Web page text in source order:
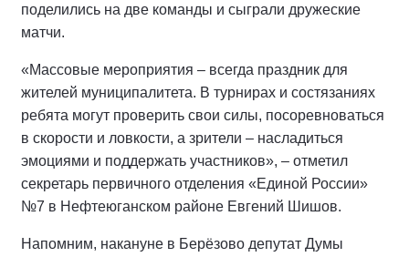
поделились на две команды и сыграли дружеские
матчи.
«Массовые мероприятия – всегда праздник для
жителей муниципалитета. В турнирах и состязаниях
ребята могут проверить свои силы, посоревноваться
в скорости и ловкости, а зрители – насладиться
эмоциями и поддержать участников», – отметил
секретарь первичного отделения «Единой России»
№7 в Нефтеюганском районе Евгений Шишов.
Напомним, накануне в Берёзово депутат Думы